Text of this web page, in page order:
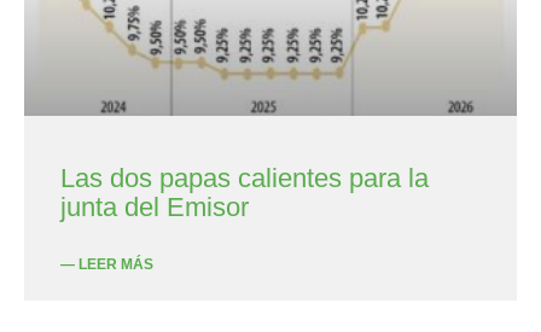
Las dos papas calientes para la
junta del Emisor
— LEER MÁS